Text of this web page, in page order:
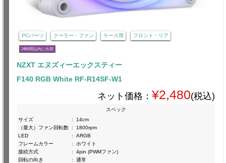
PCパーツ クーラー・ファン ケース用 フロント・リア
24時間以内に出荷
NZXT エヌズィーエックスティー
F140 RGB White RF-R14SF-W1
ネット価格： ¥2,480(税込)
スペック
サイズ
:
14cm
（最大）ファン回転数 :
1800rpm
LED
:
ARGB
フレームカラー
:
ホワイト
接続方式
:
4pin (PWMファン)
回転の向き
: 通常